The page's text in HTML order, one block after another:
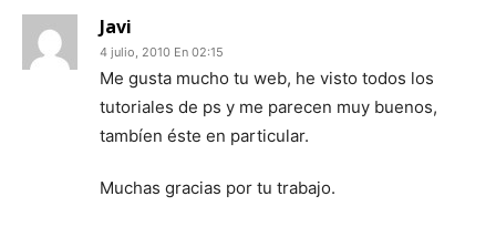
Javi
4 julio, 2010 En 02:15
Me gusta mucho tu web, he visto todos los
tutoriales de ps y me parecen muy buenos,
tambíen éste en particular.
Muchas gracias por tu trabajo.